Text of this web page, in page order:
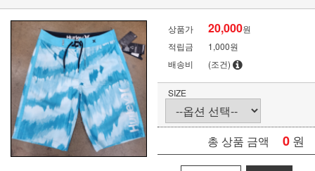
상품가 20,000원
적립금
1,000원
배송비
(조건)
SIZE
총 상품 금액 0 원